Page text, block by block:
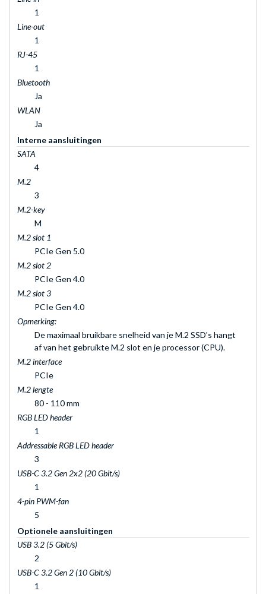
1
Line-out
1
RJ-45
1
Bluetooth
Ja
WLAN
Ja
Interne aansluitingen
SATA
4
M.2
3
M.2-key
M
M.2 slot 1
PCIe Gen 5.0
M.2 slot 2
PCIe Gen 4.0
M.2 slot 3
PCIe Gen 4.0
Opmerking:
De maximaal bruikbare snelheid van je M.2 SSD's hangt
af van het gebruikte M.2 slot en je processor (CPU).
M.2 interface
PCIe
M.2 lengte
80 - 110 mm
RGB LED header
1
Addressable RGB LED header
3
USB-C 3.2 Gen 2x2 (20 Gbit/s)
1
4-pin PWM-fan
5
Optionele aansluitingen
USB 3.2 (5 Gbit/s)
2
USB-C 3.2 Gen 2 (10 Gbit/s)
1